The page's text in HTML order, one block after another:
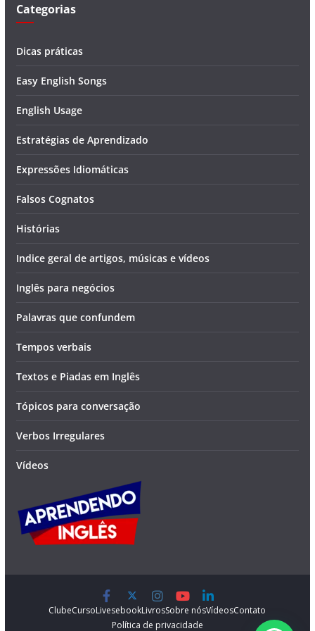
Categorias
Dicas práticas
Easy English Songs
English Usage
Estratégias de Aprendizado
Expressões Idiomáticas
Falsos Cognatos
Histórias
Indice geral de artigos, músicas e vídeos
Inglês para negócios
Palavras que confundem
Tempos verbais
Textos e Piadas em Inglês
Tópicos para conversação
Verbos Irregulares
Vídeos
ClubeCursoLivesebookLivrosSobre nósVídeosContato
Política de privacidade